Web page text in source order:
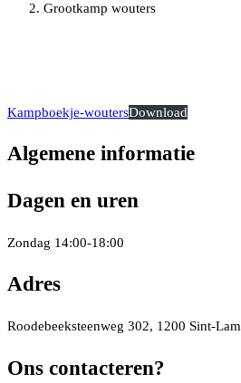
Grootkamp wouters
Kampboekje-woutersDownload
Algemene informatie
Dagen en uren
Zondag 14:00-18:00
Adres
Roodebeeksteenweg 302, 1200 Sint-
Ons contacteren?